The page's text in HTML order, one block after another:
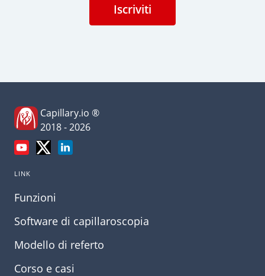
Iscriviti
Capillary.io ®
2018 - 2026
LINK
Funzioni
Software di capillaroscopia
Modello di referto
Corso e casi